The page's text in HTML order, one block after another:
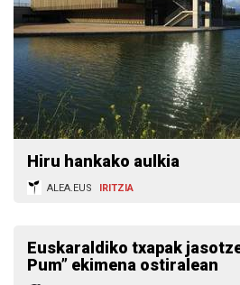
Hiru hankako aulkia
ALEA.EUS IRITZIA
Euskaraldiko txapak
Pum” ekimena ostiralean